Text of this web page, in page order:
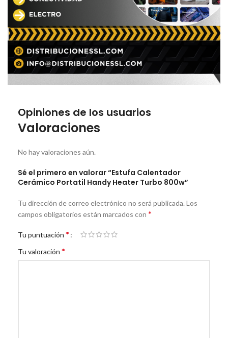
Opiniones de los usuarios
Valoraciones
No hay valoraciones aún.
Sé el primero en valorar “Estufa Calentador
Cerámico Portatil Handy Heater Turbo 800w”
Tu dirección de correo electrónico no será publicada. Los
campos obligatorios están marcados con *
Tu puntuación *
Tu valoración *